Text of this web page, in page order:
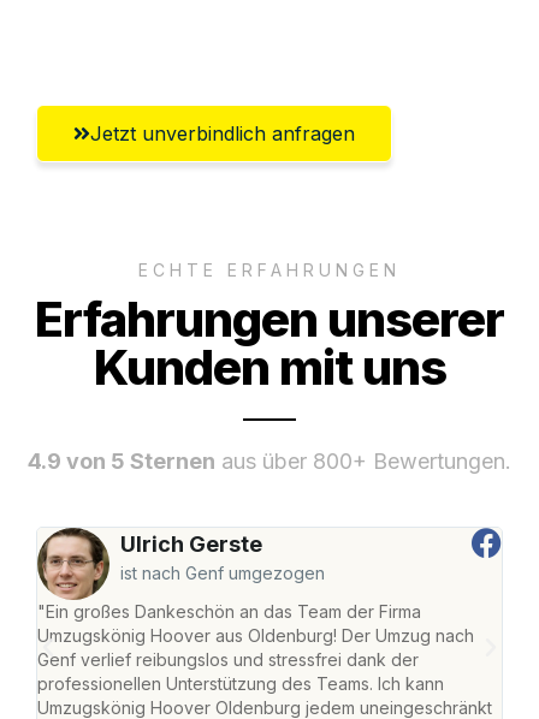
Jetzt unverbindlich anfragen
ECHTE ERFAHRUNGEN
Erfahrungen unserer
Kunden mit uns
4.9 von 5 Sternen aus über 800+ Bewertungen.
Ulrich Gerste
ist nach Genf umgezogen
"Ein großes Dankeschön an das Team der Firma
Umzugskönig Hoover aus Oldenburg! Der Umzug nach
Genf verlief reibungslos und stressfrei dank der
professionellen Unterstützung des Teams. Ich kann
Umzugskönig Hoover Oldenburg jedem uneingeschränkt